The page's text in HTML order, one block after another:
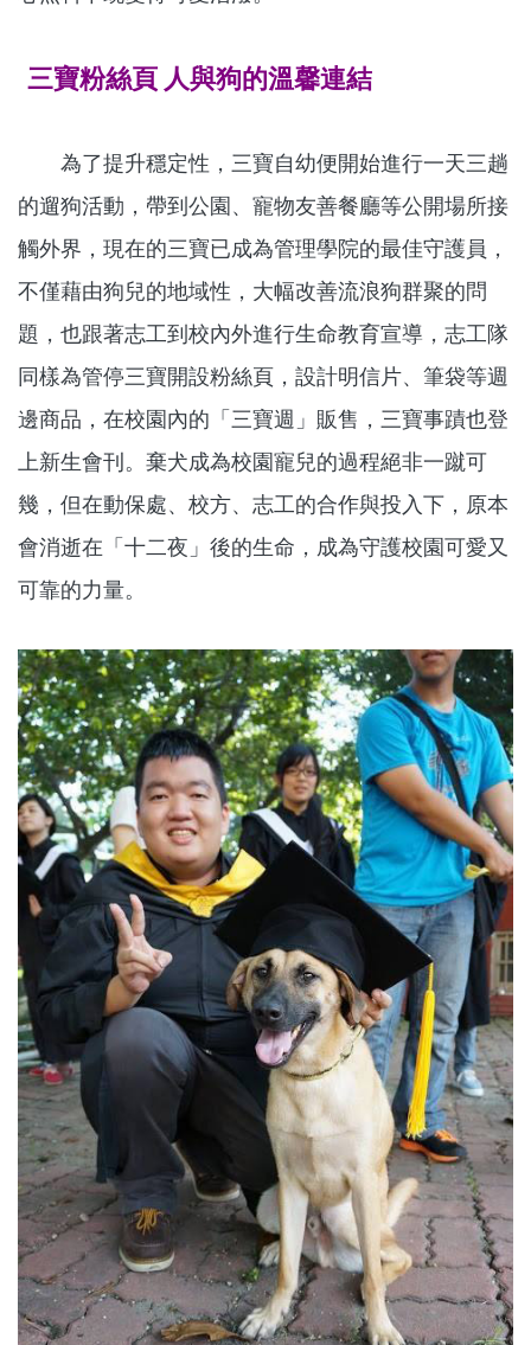
三寶粉絲頁 人與狗的溫馨連結
為了提升穩定性，三寶自幼便開始進行一天三趟
的遛狗活動，帶到公園、寵物友善餐廳等公開場所接
觸外界，現在的三寶已成為管理學院的最佳守護員，
不僅藉由狗兒的地域性，大幅改善流浪狗群聚的問
題，也跟著志工到校內外進行生命教育宣導，志工隊
同樣為管停三寶開設粉絲頁，設計明信片、筆袋等週
邊商品，在校園內的「三寶週」販售，三寶事蹟也登
上新生會刊。棄犬成為校園寵兒的過程絕非一蹴可
幾，但在動保處、校方、志工的合作與投入下，原本
會消逝在「十二夜」後的生命，成為守護校園可愛又
可靠的力量。